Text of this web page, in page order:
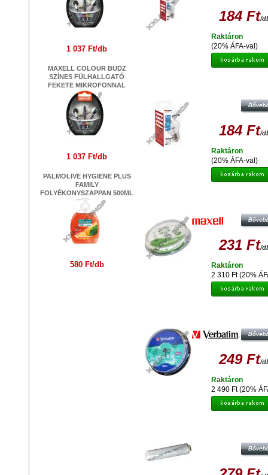
1 037 Ft/db
MAXELL COLOUR BUDZ
SZÍNES FÜLHALLGATÓ
FEKETE MIKROFONNAL
1 037 Ft/db
PALMOLIVE HYGIENE PLUS
FAMILY
FOLYÉKONYSZAPPAN 500ML
580 Ft/db
184 Ft/
(20% ÁFA-val)
Raktáron
184 Ft/
(20% ÁFA-val)
Raktáron
231 Ft/
2 310 Ft (20%
Raktáron
249 Ft/
2 490 Ft (20%
Raktáron